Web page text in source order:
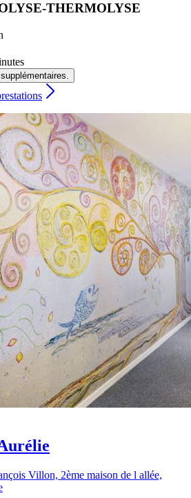
THERMOLYSE
Villon, 2ème maison de l allée,